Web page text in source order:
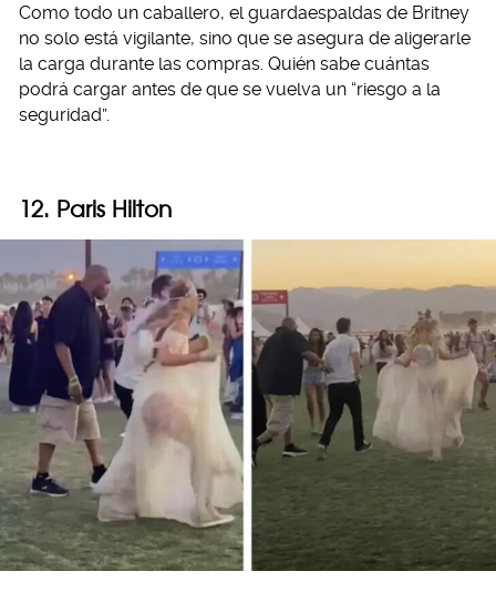
Como todo un caballero, el guardaespaldas de Britney
no solo está vigilante, sino que se asegura de aligerarle
la carga durante las compras. Quién sabe cuántas
podrá cargar antes de que se vuelva un “riesgo a la
seguridad”.
12. Paris Hilton